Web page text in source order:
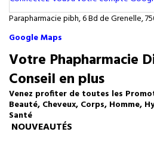
Parapharmacie pibh, 6 Bd de Grenelle,
Google Maps
Votre Phapharmacie
Conseil en plus
Venez profiter de toutes les
Beauté, Cheveux, Corps, Homme,
Santé
NOUVEAUTÉS